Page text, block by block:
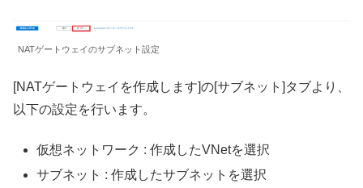
NATゲートウェイのサブネット設定
[NATゲートウェイを作成します]の[サブネット]タブより、
以下の設定を行います。
仮想ネットワーク : 作成したVNetを選択
サブネット : 作成したサブネットを選択